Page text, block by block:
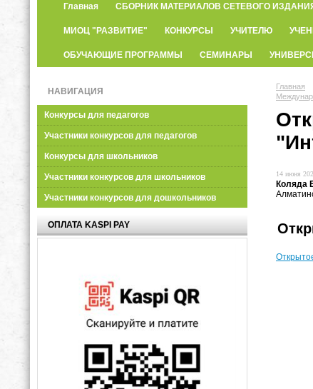
Главная СБОРНИК МАТЕРИАЛОВ СЕТЕВОГО ИЗДАНИЯ
МИОЦ "РАЗВИТИЕ" КОНКУРСЫ УЧИТЕЛЮ
ОБУЧАЮЩИЕ ПРОГРАММЫ СЕМИНАРЫ
НАВИГАЦИЯ
Конкурсы для педагогов
Участники конкурсов для педагогов
Конкурсы для школьников
Участники конкурсов для школьников
Участники конкурсов для дошкольников
ОПЛАТА KASPI PAY
Главная
14 июня
Коляда